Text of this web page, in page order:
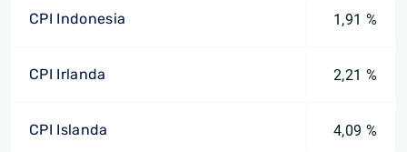
CPI Indonesia 1,91 %
CPI Irlanda 2,21 %
CPI Islanda 4,09 %